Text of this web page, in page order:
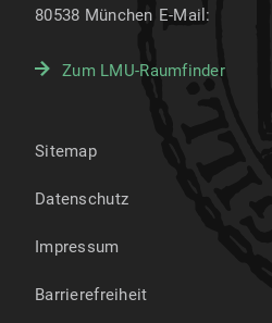
80538 München E-Mail:
Zum LMU-Raumfinder
Sitemap
Datenschutz
Impressum
Barrierefreiheit